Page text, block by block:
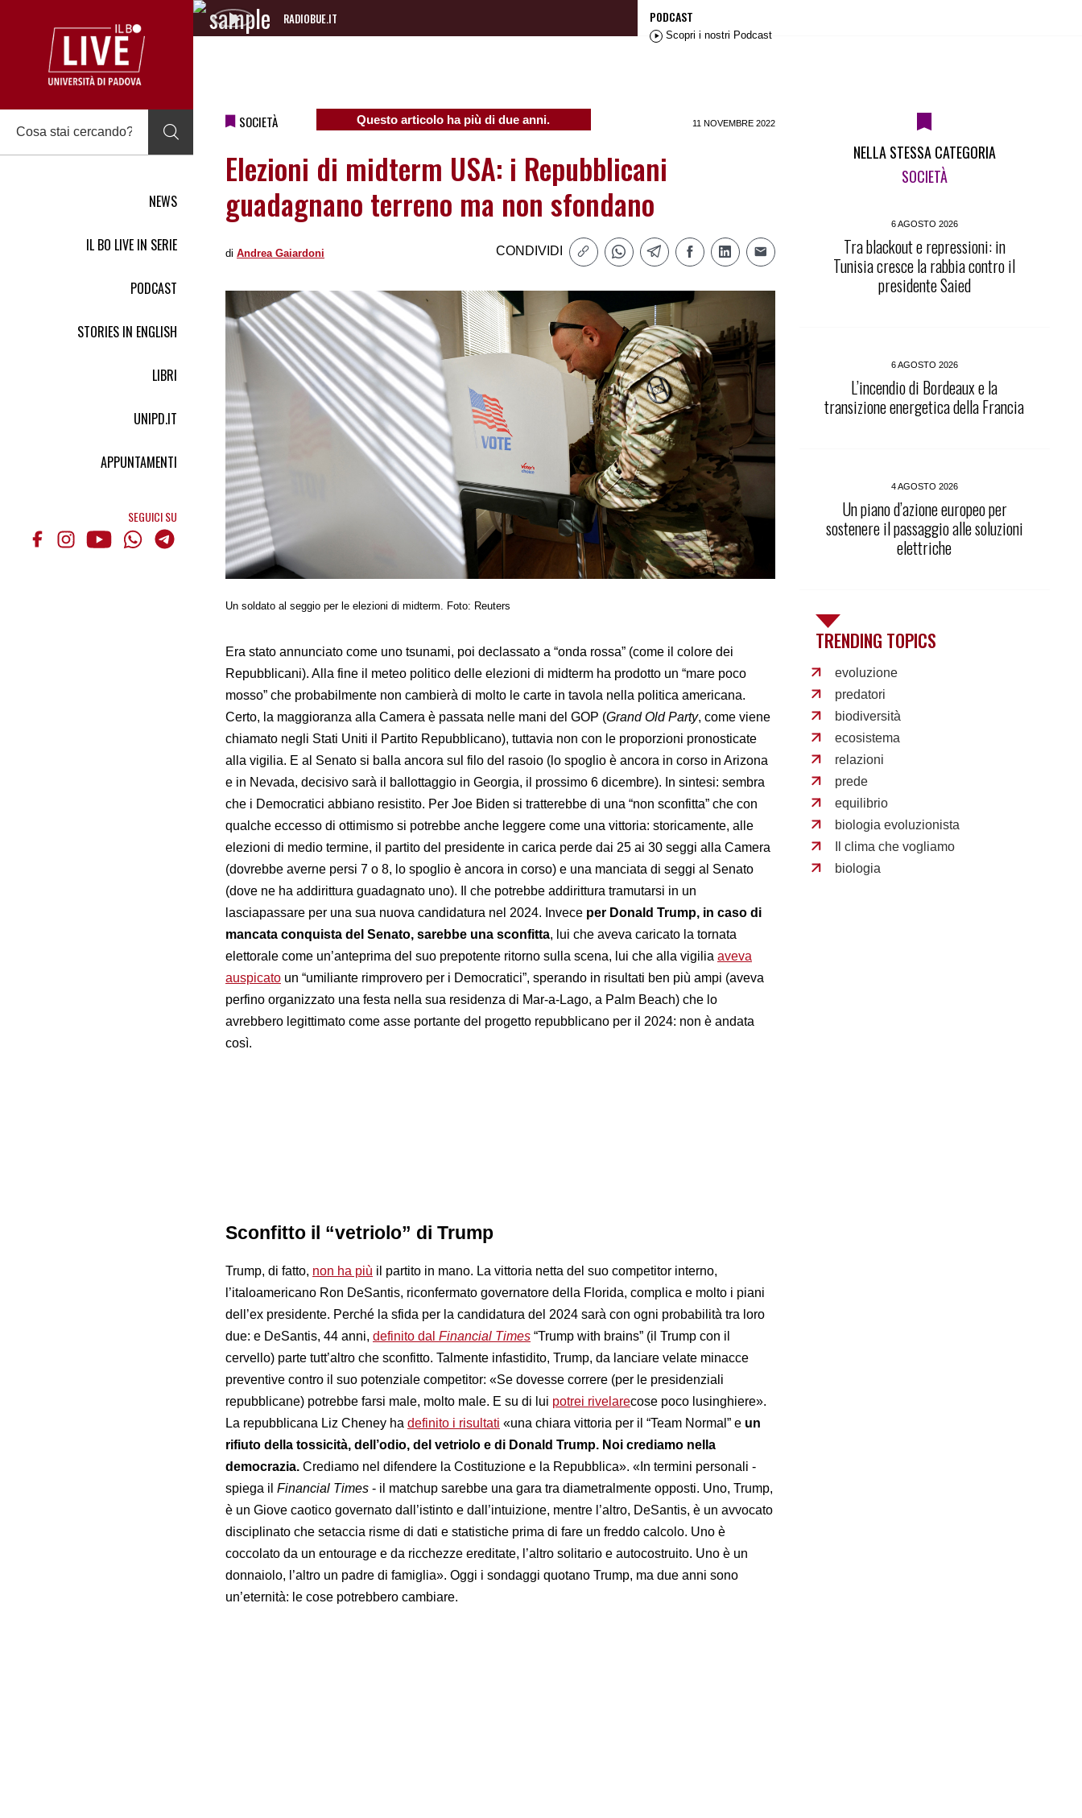
NEWS
IL BO LIVE IN SERIE
PODCAST
STORIES IN ENGLISH
LIBRI
UNIPD.IT
APPUNTAMENTI
SEGUICI SU
RADIOBUE.IT
Audio
PODCAST
Scopri i nostri Podcast
SOCIETÀ Questo articolo ha più di due anni. 11 NOVEMBRE 2022
Elezioni di midterm USA: i Repubblicani
guadagnano terreno ma non sfondano
di Andrea Gaiardoni CONDIVIDI
Un soldato al seggio per le elezioni di midterm. Foto: Reuters
Era stato annunciato come uno tsunami, poi declassato a “onda rossa” (come il colore dei
Repubblicani). Alla fine il meteo politico delle elezioni di midterm ha prodotto un “mare poco
mosso” che probabilmente non cambierà di molto le carte in tavola nella politica americana.
Certo, la maggioranza alla Camera è passata nelle mani del GOP (Grand Old Party, come viene
chiamato negli Stati Uniti il Partito Repubblicano), tuttavia non con le proporzioni pronosticate
alla vigilia. E al Senato si balla ancora sul filo del rasoio (lo spoglio è ancora in corso in Arizona
e in Nevada, decisivo sarà il ballottaggio in Georgia, il prossimo 6 dicembre). In sintesi: sembra
che i Democratici abbiano resistito. Per Joe Biden si tratterebbe di una “non sconfitta” che con
qualche eccesso di ottimismo si potrebbe anche leggere come una vittoria: storicamente, alle
elezioni di medio termine, il partito del presidente in carica perde dai 25 ai 30 seggi alla Camera
(dovrebbe averne persi 7 o 8, lo spoglio è ancora in corso) e una manciata di seggi al Senato
(dove ne ha addirittura guadagnato uno). Il che potrebbe addirittura tramutarsi in un
lasciapassare per una sua nuova candidatura nel 2024. Invece per Donald Trump, in caso di
mancata conquista del Senato, sarebbe una sconfitta, lui che aveva caricato la tornata
elettorale come un’anteprima del suo prepotente ritorno sulla scena, lui che alla vigilia aveva
auspicato un “umiliante rimprovero per i Democratici”, sperando in risultati ben più ampi (aveva
perfino organizzato una festa nella sua residenza di Mar-a-Lago, a Palm Beach) che lo
avrebbero legittimato come asse portante del progetto repubblicano per il 2024: non è andata
così.
Sconfitto il “vetriolo” di Trump
Trump, di fatto, non ha più il partito in mano. La vittoria netta del suo competitor interno,
l’italoamericano Ron DeSantis, riconfermato governatore della Florida, complica e molto i piani
dell’ex presidente. Perché la sfida per la candidatura del 2024 sarà con ogni probabilità tra loro
due: e DeSantis, 44 anni, definito dal Financial Times “Trump with brains” (il Trump con il
cervello) parte tutt’altro che sconfitto. Talmente infastidito, Trump, da lanciare velate minacce
preventive contro il suo potenziale competitor: «Se dovesse correre (per le presidenziali
repubblicane) potrebbe farsi male, molto male. E su di lui potrei rivelarecose poco lusinghiere».
La repubblicana Liz Cheney ha definito i risultati «una chiara vittoria per il “Team Normal” e un
rifiuto della tossicità, dell’odio, del vetriolo e di Donald Trump. Noi crediamo nella
democrazia. Crediamo nel difendere la Costituzione e la Repubblica». «In termini personali -
spiega il Financial Times - il matchup sarebbe una gara tra diametralmente opposti. Uno, Trump,
è un Giove caotico governato dall’istinto e dall’intuizione, mentre l’altro, DeSantis, è un avvocato
disciplinato che setaccia risme di dati e statistiche prima di fare un freddo calcolo. Uno è
coccolato da un entourage e da ricchezze ereditate, l’altro solitario e autocostruito. Uno è un
donnaiolo, l’altro un padre di famiglia». Oggi i sondaggi quotano Trump, ma due anni sono
un’eternità: le cose potrebbero cambiare.
NELLA STESSA CATEGORIA
SOCIETÀ
6 AGOSTO 2026
Tra blackout e repressioni: in
Tunisia cresce la rabbia contro il
presidente Saied
6 AGOSTO 2026
L’incendio di Bordeaux e la
transizione energetica della Francia
4 AGOSTO 2026
Un piano d’azione europeo per
sostenere il passaggio alle soluzioni
elettriche
TRENDING TOPICS
evoluzione
predatori
biodiversità
ecosistema
relazioni
prede
equilibrio
biologia evoluzionista
Il clima che vogliamo
biologia